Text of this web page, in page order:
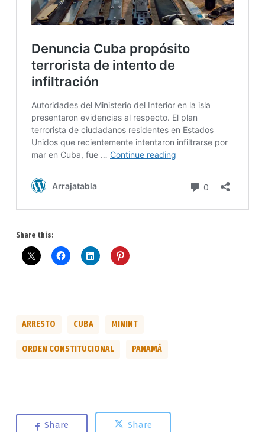
Share this:
ARRESTO CUBA MININT
ORDEN CONSTITUCIONAL PANAMÁ
Share Share